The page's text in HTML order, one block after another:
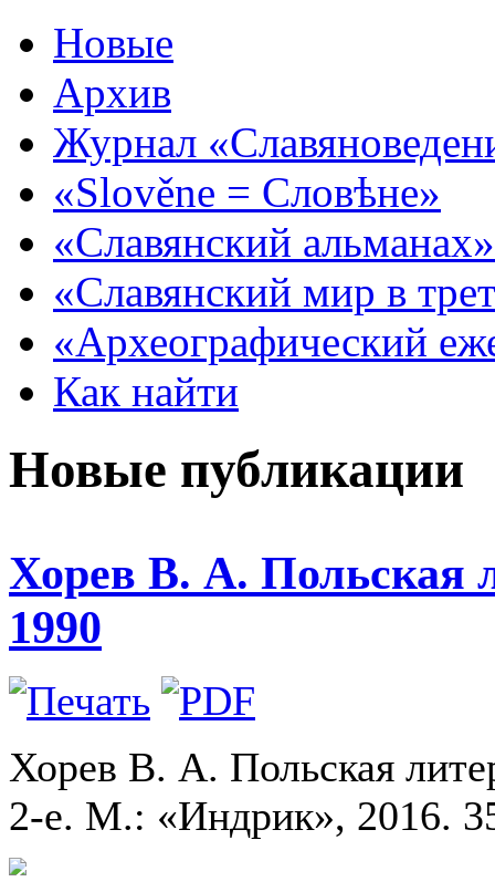
Новые
Архив
Журнал
«Slověne = Словѣне»
«Славянский альманах»
«Славянский мир в
«Археографический
Как найти
Новые публикации
Хорев В. А. Польская
1990
Хорев В. А. Польская
2-е. М.: «Индрик», 2016.